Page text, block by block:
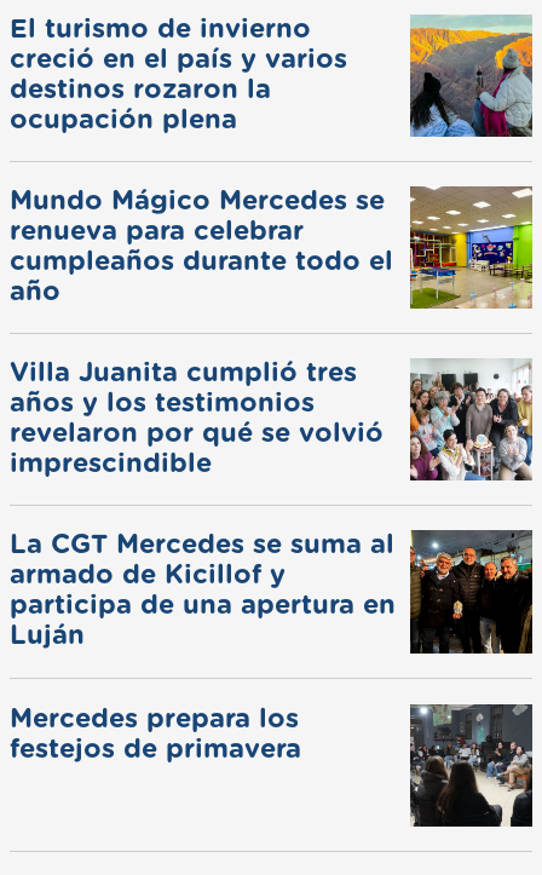
El turismo de invierno
creció en el país y varios
destinos rozaron la
ocupación plena
Mundo Mágico Mercedes se
renueva para celebrar
cumpleaños durante todo el
año
Villa Juanita cumplió tres
años y los testimonios
revelaron por qué se volvió
imprescindible
La CGT Mercedes se suma al
armado de Kicillof y
participa de una apertura en
Luján
Mercedes prepara los
festejos de primavera